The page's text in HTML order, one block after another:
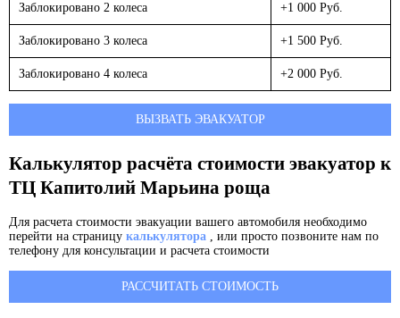
Заблокировано 2 колеса +1 000 Руб.
Заблокировано 3 колеса +1 500 Руб.
Заблокировано 4 колеса +2 000 Руб.
ВЫЗВАТЬ ЭВАКУАТОР
Калькулятор расчёта стоимости эвакуатор к
ТЦ Капитолий Марьина роща
Для расчета стоимости эвакуации вашего автомобиля необходимо
перейти на страницу калькулятора , или просто позвоните нам по
телефону для консультации и расчета стоимости
РАССЧИТАТЬ СТОИМОСТЬ